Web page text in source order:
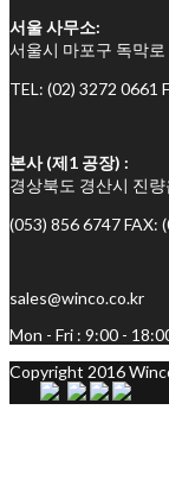
서울 사무소:
서울시 마포구 독막
TEL: (02) 3272 0661
본사 (제1 공장) :
경상북도 경산시 진
(053) 856 6747FAX:
sales@winco.co.kr
Mon - Fri : 9:00 -
Copyright 2016